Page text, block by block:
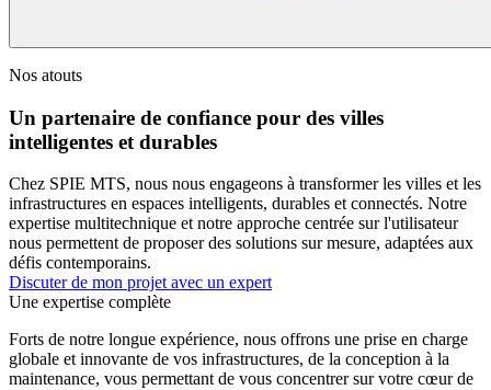
Nos atouts
Un partenaire de confiance pour des villes
intelligentes et durables
Chez SPIE MTS, nous nous engageons à transformer les villes et les
infrastructures en espaces intelligents, durables et connectés. Notre
expertise multitechnique et notre approche centrée sur l'utilisateur
nous permettent de proposer des solutions sur mesure, adaptées aux
défis contemporains.
Discuter de mon projet avec un expert
Une expertise complète
Forts de notre longue expérience, nous offrons une prise en charge
globale et innovante de vos infrastructures, de la conception à la
maintenance, vous permettant de vous concentrer sur votre cœur de